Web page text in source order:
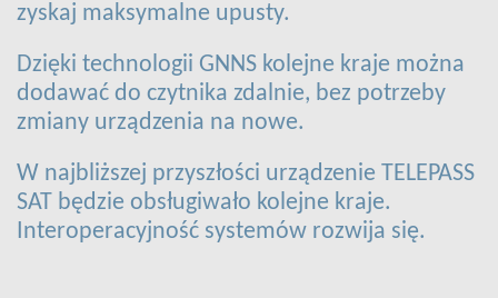
zyskaj maksymalne upusty.
Dzięki technologii GNNS kolejne kraje można
dodawać do czytnika zdalnie, bez potrzeby
zmiany urządzenia na nowe.
W najbliższej przyszłości urządzenie TELEPASS
SAT będzie obsługiwało kolejne kraje.
Interoperacyjność systemów rozwija się.